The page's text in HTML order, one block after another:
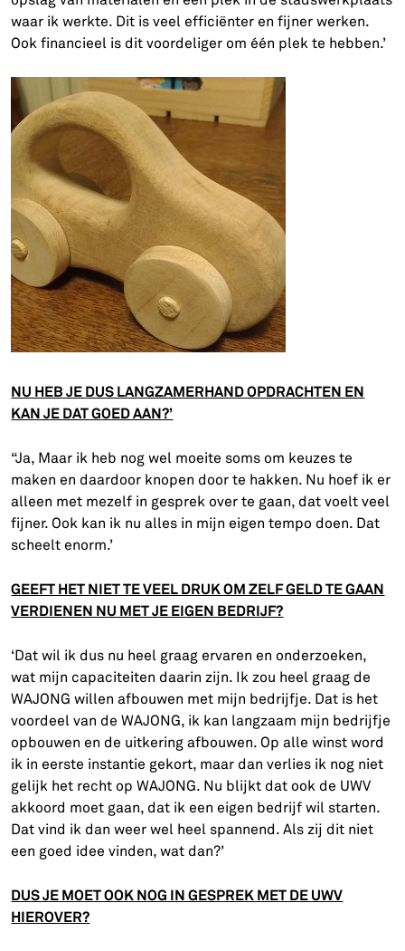
waar ik werkte. Dit is veel efficiënter en fijner werken.
Ook financieel is dit voordeliger om één plek te hebben.’
NU HEB JE DUS LANGZAMERHAND OPDRACHTEN EN
KAN JE DAT GOED AAN?’
“Ja, Maar ik heb nog wel moeite soms om keuzes te
maken en daardoor knopen door te hakken. Nu hoef ik er
alleen met mezelf in gesprek over te gaan, dat voelt veel
fijner. Ook kan ik nu alles in mijn eigen tempo doen. Dat
scheelt enorm.’
GEEFT HET NIET TE VEEL DRUK OM ZELF GELD TE GAAN
VERDIENEN NU MET JE EIGEN BEDRIJF?
‘Dat wil ik dus nu heel graag ervaren en onderzoeken,
wat mijn capaciteiten daarin zijn. Ik zou heel graag de
WAJONG willen afbouwen met mijn bedrijfje. Dat is het
voordeel van de WAJONG, ik kan langzaam mijn bedrijfje
opbouwen en de uitkering afbouwen. Op alle winst word
ik in eerste instantie gekort, maar dan verlies ik nog niet
gelijk het recht op WAJONG. Nu blijkt dat ook de UWV
akkoord moet gaan, dat ik een eigen bedrijf wil starten.
Dat vind ik dan weer wel heel spannend. Als zij dit niet
een goed idee vinden, wat dan?’
DUS JE MOET OOK NOG IN GESPREK MET DE UWV
HIEROVER?